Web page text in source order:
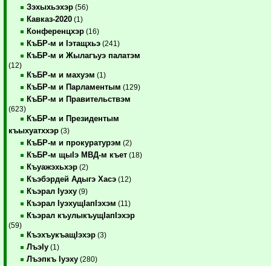
Зэхыхьэхэр (56)
Кавказ-2020 (1)
Конференцхэр (16)
КъБР-м и Iэтащхьэ (241)
КъБР-м и Жылагъуэ палатэм
(12)
КъБР-м и махуэм (1)
КъБР-м и Парламентым (129)
КъБР-м и Правительствэм
(623)
КъБР-м и Президентым
къыхуатххэр (3)
КъБР-м и прокуратурэм (2)
КъБР-м щыIэ МВД-м къет (18)
Къуажэхьхэр (2)
Къэбэрдей Адыгэ Хасэ (12)
Къэрал Iуэху (9)
Къэрал IуэхущIапIэхэм (11)
Къэрал къулыкъущIапIэхэр
(59)
КъэхъукъащIэхэр (3)
ЛъэIу (1)
Лъэпкъ Iуэху (280)